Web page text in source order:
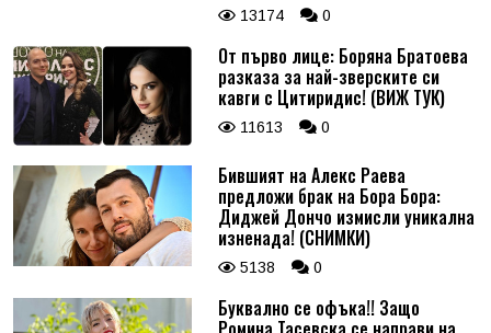
13174 0
От първо лице: Боряна Братоева
разказа за най-зверските си
кавги с Цитиридис! (ВИЖ ТУК)
11613 0
Бившият на Алекс Раева
предложи брак на Бора Бора:
Диджей Дончо измисли уникална
изненада! (СНИМКИ)
5138 0
Буквално се офъка!! Защо